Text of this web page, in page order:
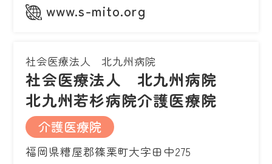
www.s-mito.org
社会医療法人 北九州病院
社会医療法人 北九州病院
北九州若杉病院介護医療院
介護医療院
福岡県糟屋郡篠栗町大字田中275